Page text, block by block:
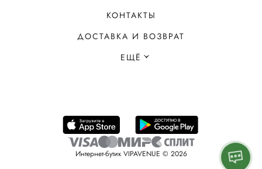
КОНТАКТЫ
ДОСТАВКА И ВОЗВРАТ
ЕЩЁ
Интернет-бутик VIPAVENUE © 2026